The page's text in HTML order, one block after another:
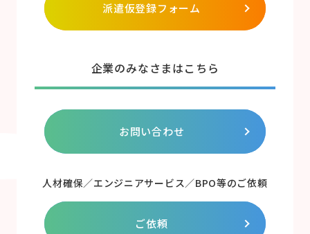
派遣仮登録フォーム
企業のみなさまはこちら
お問い合わせ
人材確保／エンジニアサービス／BPO等のご依頼
ご依頼